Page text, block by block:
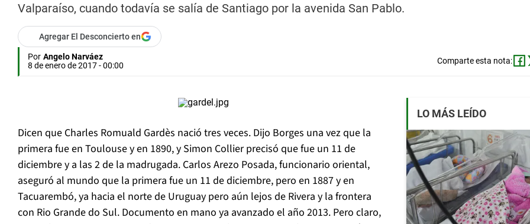
Valparaíso, cuando todavía se salía de Santiago por la avenida San Pablo.
Agregar El Desconcierto en
Por Angelo Narváez
8 de enero de 2017 - 00:00
Comparte esta nota:
Dicen que Charles Romuald Gardès nació tres veces. Dijo Borges una vez que la
primera fue en Toulouse y en 1890, y Simon Collier precisó que fue un 11 de
diciembre y a las 2 de la madrugada. Carlos Arezo Posada, funcionario oriental,
aseguró al mundo que la primera fue un 11 de diciembre, pero en 1887 y en
Tacuarembó, ya hacia el norte de Uruguay pero aún lejos de Rivera y la frontera
con Rio Grande do Sul. Documento en mano ya avanzado el año 2013. Pero claro,
LO MÁS LEÍDO